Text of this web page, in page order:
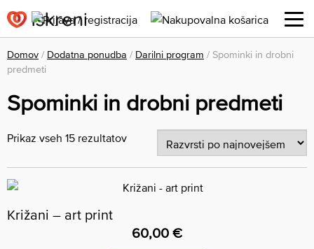
Domov / Dodatna ponudba / Darilni program / Spominki in drobni
predmeti
Spominki in drobni predmeti
Prikaz vseh 15 rezultatov
Križani – art print
60,00 €